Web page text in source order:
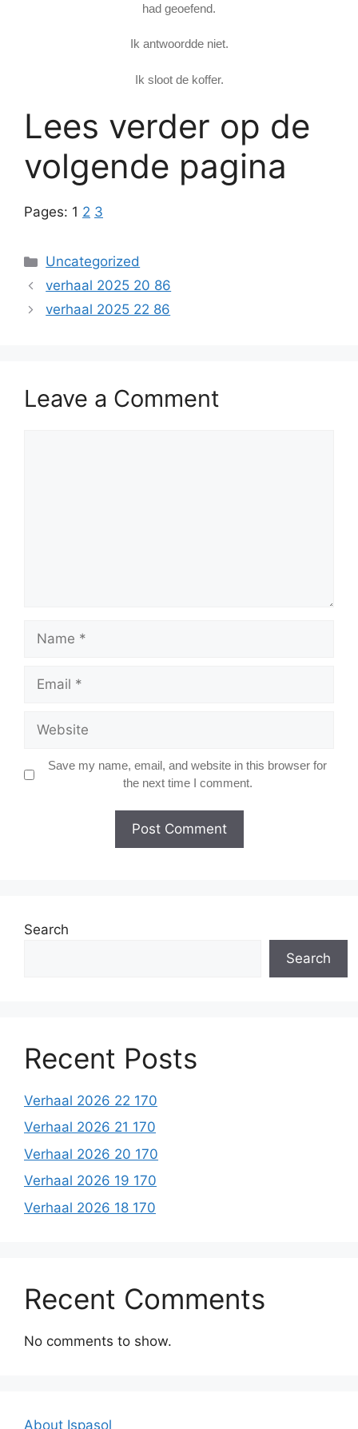
had geoefend.
Ik antwoordde niet.
Ik sloot de koffer.
Lees verder op de
volgende pagina
Pages: 1 2 3
Categories
Uncategorized
verhaal 2025 20 86
verhaal 2025 22 86
Leave a Comment
Name
Email
Website
Save my name, email, and website in this browser for
the next time I comment.
Search
Search
Recent Posts
Verhaal 2026 22 170
Verhaal 2026 21 170
Verhaal 2026 20 170
Verhaal 2026 19 170
Verhaal 2026 18 170
Recent Comments
No comments to show.
About Ispasol